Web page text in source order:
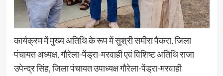
कार्यक्रम में मुख्य अतिथि के रूप में सुश्री समीरा पैकरा, जिला
पंचायत अध्यक्ष, गौरेला-पेंड्रा-मरवाही एवं विशिष्ट अतिथि राजा
उपेन्द्र सिंह, जिला पंचायत उपाध्यक्ष गौरेला-पेंड्रा-मरवाही